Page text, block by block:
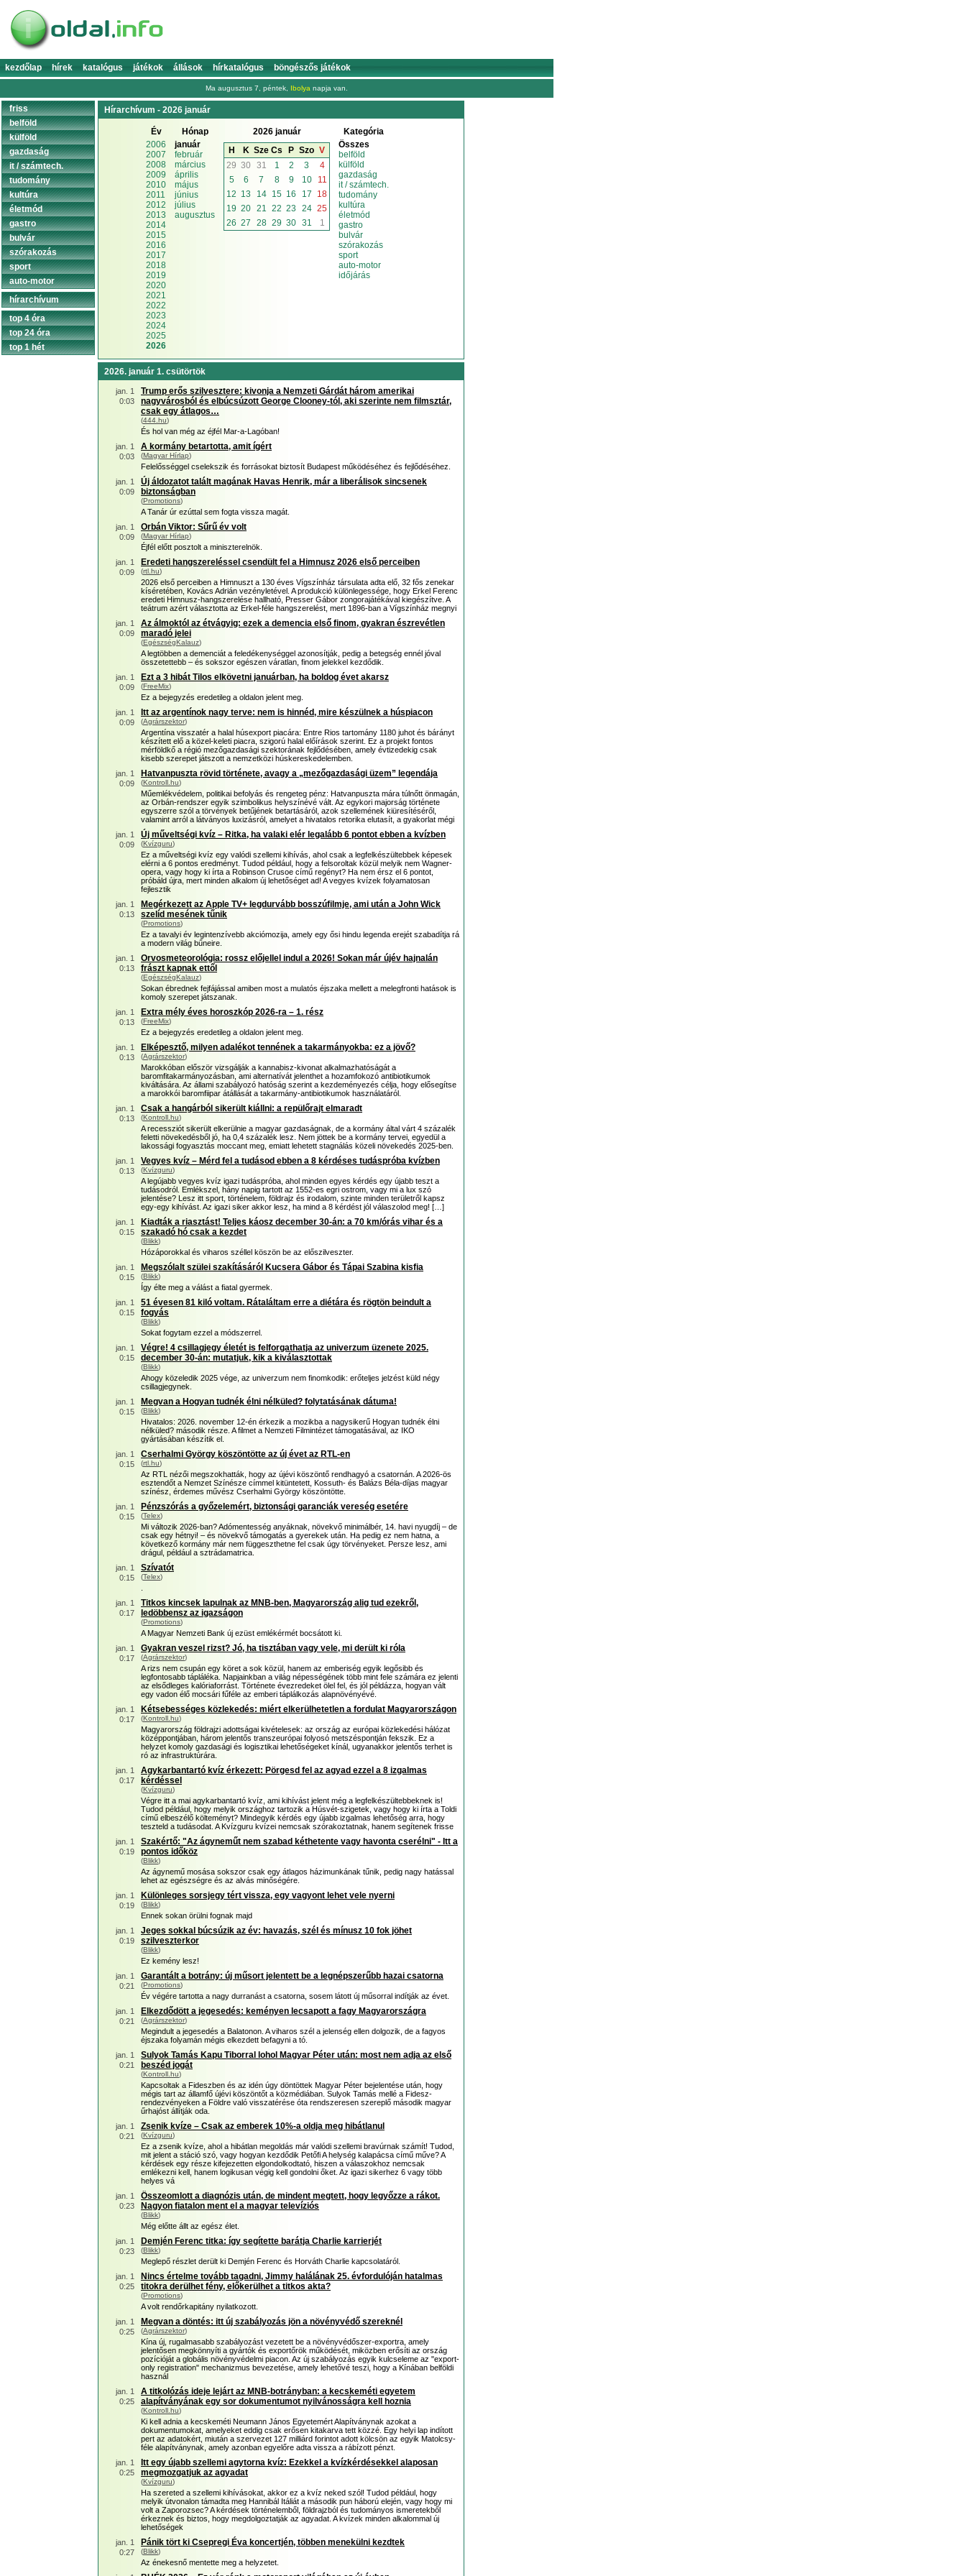
kezdőlap hírek katalógus játékok állások hírkatalógus böngészős játékok
Ma augusztus 7, péntek, Ibolya napja van.
Hírarchívum - 2026 január
Év
2006
2007
2008
2009
2010
2011
2012
2013
2014
2015
2016
2017
2018
2019
2020
2021
2022
2023
2024
2025
2026
Hónap
január
február
március
április
május
június
július
augusztus
2026 január
H
K Sze Cs P Szo V
29 30 31 1 2 3
4
5
6 7 8 9 10
11
12 13 14 15 16 17
18
19 20 21 22 23 24 25
26 27 28 29 30 31 1
Kategória
Összes
belföld
külföld
gazdaság
it / számtech.
tudomány
kultúra
életmód
gastro
bulvár
szórakozás
sport
auto-motor
időjárás
2026. január 1. csütörtök
jan. 1
0:03
Trump erős szilvesztere: kivonja a Nemzeti Gárdát három amerikai
nagyvárosból és elbúcsúzott George Clooney-tól, aki szerinte nem filmsztár,
csak egy átlagos…
(444.hu)
És hol van még az éjfél Mar-a-Lagóban!
jan. 1
0:03
A kormány betartotta, amit ígért
(Magyar Hírlap)
Felelősséggel cselekszik és forrásokat biztosít Budapest működéséhez és fejlődéséhez.
jan. 1
0:09
Új áldozatot talált magának Havas Henrik, már a liberálisok sincsenek
biztonságban
(Promotions)
A Tanár úr ezúttal sem fogta vissza magát.
jan. 1
0:09
Orbán Viktor: Sűrű év volt
(Magyar Hírlap)
Éjfél előtt posztolt a miniszterelnök.
jan. 1
0:09
Eredeti hangszereléssel csendült fel a Himnusz 2026 első perceiben
(rtl.hu)
2026 első perceiben a Himnuszt a 130 éves Vígszínház társulata adta elő, 32 fős zenekar
kíséretében, Kovács Adrián vezényletével. A produkció különlegessége, hogy Erkel Ferenc
eredeti Himnusz-hangszerelése hallható, Presser Gábor zongorajátékával kiegészítve. A
teátrum azért választotta az Erkel-féle hangszerelést, mert 1896-ban a Vígszínház megnyi
jan. 1
0:09
Az álmoktól az étvágyig: ezek a demencia első finom, gyakran észrevétlen
maradó jelei
(EgészségKalauz)
A legtöbben a demenciát a feledékenységgel azonosítják, pedig a betegség ennél jóval
összetettebb – és sokszor egészen váratlan, finom jelekkel kezdődik.
jan. 1
0:09
Ezt a 3 hibát Tilos elkövetni januárban, ha boldog évet akarsz
(FreeMix)
Ez a bejegyzés eredetileg a oldalon jelent meg.
jan. 1
0:09
Itt az argentínok nagy terve: nem is hinnéd, mire készülnek a húspiacon
(Agrárszektor)
Argentína visszatér a halal húsexport piacára: Entre Rios tartomány 1180 juhot és bárányt
készített elő a közel-keleti piacra, szigorú halal előírások szerint. Ez a projekt fontos
mérföldkő a régió mezőgazdasági szektorának fejlődésében, amely évtizedekig csak
kisebb szerepet játszott a nemzetközi húskereskedelemben.
jan. 1
0:09
Hatvanpuszta rövid története, avagy a „mezőgazdasági üzem” legendája
(Kontroll.hu)
Műemlékvédelem, politikai befolyás és rengeteg pénz: Hatvanpuszta mára túlnőtt önmagán,
az Orbán-rendszer egyik szimbolikus helyszínévé vált. Az egykori majorság története
egyszerre szól a törvények betűjének betartásáról, azok szellemének kiüresítéséről,
valamint arról a látványos luxizásról, amelyet a hivatalos retorika elutasít, a gyakorlat mégi
jan. 1
0:09
Új műveltségi kvíz – Ritka, ha valaki elér legalább 6 pontot ebben a kvízben
(Kvízguru)
Ez a műveltségi kvíz egy valódi szellemi kihívás, ahol csak a legfelkészültebbek képesek
elérni a 6 pontos eredményt. Tudod például, hogy a felsoroltak közül melyik nem Wagner-
opera, vagy hogy ki írta a Robinson Crusoe című regényt? Ha nem érsz el 6 pontot,
próbáld újra, mert minden alkalom új lehetőséget ad! A vegyes kvízek folyamatosan
fejlesztik
jan. 1
0:13
Megérkezett az Apple TV+ legdurvább bosszúfilmje, ami után a John Wick
szelíd mesének tűnik
(Promotions)
Ez a tavalyi év legintenzívebb akciómozija, amely egy ősi hindu legenda erejét szabadítja rá
a modern világ bűneire.
jan. 1
0:13
Orvosmeteorológia: rossz előjellel indul a 2026! Sokan már újév hajnalán
frászt kapnak ettől
(EgészségKalauz)
Sokan ébrednek fejfájással amiben most a mulatós éjszaka mellett a melegfronti hatások is
komoly szerepet játszanak.
jan. 1
0:13
Extra mély éves horoszkóp 2026-ra – 1. rész
(FreeMix)
Ez a bejegyzés eredetileg a oldalon jelent meg.
jan. 1
0:13
Elképesztő, milyen adalékot tennének a takarmányokba: ez a jövő?
(Agrárszektor)
Marokkóban először vizsgálják a kannabisz-kivonat alkalmazhatóságát a
baromfitakarmányozásban, ami alternatívát jelenthet a hozamfokozó antibiotikumok
kiváltására. Az állami szabályozó hatóság szerint a kezdeményezés célja, hogy elősegítse
a marokkói baromfiipar átállását a takarmány-antibiotikumok használatáról.
jan. 1
0:13
Csak a hangárból sikerült kiállni: a repülőrajt elmaradt
(Kontroll.hu)
A recessziót sikerült elkerülnie a magyar gazdaságnak, de a kormány által várt 4 százalék
feletti növekedésből jó, ha 0,4 százalék lesz. Nem jöttek be a kormány tervei, egyedül a
lakossági fogyasztás moccant meg, emiatt lehetett stagnálás közeli növekedés 2025-ben.
jan. 1
0:13
Vegyes kvíz – Mérd fel a tudásod ebben a 8 kérdéses tudáspróba kvízben
(Kvízguru)
A legújabb vegyes kvíz igazi tudáspróba, ahol minden egyes kérdés egy újabb teszt a
tudásodról. Emlékszel, hány napig tartott az 1552-es egri ostrom, vagy mi a lux szó
jelentése? Lesz itt sport, történelem, földrajz és irodalom, szinte minden területről kapsz
egy-egy kihívást. Az igazi siker akkor lesz, ha mind a 8 kérdést jól válaszolod meg! […]
jan. 1
0:15
Kiadták a riasztást! Teljes káosz december 30-án: a 70 km/órás vihar és a
szakadó hó csak a kezdet
(Blikk)
Hózáporokkal és viharos széllel köszön be az előszilveszter.
jan. 1
0:15
Megszólalt szülei szakításáról Kucsera Gábor és Tápai Szabina kisfia
(Blikk)
Így élte meg a válást a fiatal gyermek.
jan. 1
0:15
51 évesen 81 kiló voltam. Rátaláltam erre a diétára és rögtön beindult a
fogyás
(Blikk)
Sokat fogytam ezzel a módszerrel.
jan. 1
0:15
Végre! 4 csillagjegy életét is felforgathatja az univerzum üzenete 2025.
december 30-án: mutatjuk, kik a kiválasztottak
(Blikk)
Ahogy közeledik 2025 vége, az univerzum nem finomkodik: erőteljes jelzést küld négy
csillagjegynek.
jan. 1
0:15
Megvan a Hogyan tudnék élni nélküled? folytatásának dátuma!
(Blikk)
Hivatalos: 2026. november 12-én érkezik a mozikba a nagysikerű Hogyan tudnék élni
nélküled? második része. A filmet a Nemzeti Filmintézet támogatásával, az IKO
gyártásában készítik el.
jan. 1
0:15
Cserhalmi György köszöntötte az új évet az RTL-en
(rtl.hu)
Az RTL nézői megszokhatták, hogy az újévi köszöntő rendhagyó a csatornán. A 2026-ös
esztendőt a Nemzet Színésze címmel kitüntetett, Kossuth- és Balázs Béla-díjas magyar
színész, érdemes művész Cserhalmi György köszöntötte.
jan. 1
0:15
Pénzszórás a győzelemért, biztonsági garanciák vereség esetére
(Telex)
Mi változik 2026-ban? Adómentesség anyáknak, növekvő minimálbér, 14. havi nyugdíj – de
csak egy hétnyi! – és növekvő támogatás a gyerekek után. Ha pedig ez nem hatna, a
következő kormány már nem függeszthetne fel csak úgy törvényeket. Persze lesz, ami
drágul, például a sztrádamatrica.
jan. 1
0:15
Szívatót
(Telex)
jan. 1
0:17
Titkos kincsek lapulnak az MNB-ben, Magyarország alig tud ezekről,
ledöbbensz az igazságon
(Promotions)
A Magyar Nemzeti Bank új ezüst emlékérmét bocsátott ki.
jan. 1
0:17
Gyakran veszel rizst? Jó, ha tisztában vagy vele, mi derült ki róla
(Agrárszektor)
A rizs nem csupán egy köret a sok közül, hanem az emberiség egyik legősibb és
legfontosabb tápláléka. Napjainkban a világ népességének több mint fele számára ez jelenti
az elsődleges kalóriaforrást. Története évezredeket ölel fel, és jól példázza, hogyan vált
egy vadon élő mocsári fűféle az emberi táplálkozás alapnövényévé.
jan. 1
0:17
Kétsebességes közlekedés: miért elkerülhetetlen a fordulat Magyarországon
(Kontroll.hu)
Magyarország földrajzi adottságai kivételesek: az ország az európai közlekedési hálózat
középpontjában, három jelentős transzeurópai folyosó metszéspontján fekszik. Ez a
helyzet komoly gazdasági és logisztikai lehetőségeket kínál, ugyanakkor jelentős terhet is
ró az infrastruktúrára.
jan. 1
0:17
Agykarbantartó kvíz érkezett: Pörgesd fel az agyad ezzel a 8 izgalmas
kérdéssel
(Kvízguru)
Végre itt a mai agykarbantartó kvíz, ami kihívást jelent még a legfelkészültebbeknek is!
Tudod például, hogy melyik országhoz tartozik a Húsvét-szigetek, vagy hogy ki írta a Toldi
című elbeszélő költeményt? Mindegyik kérdés egy újabb izgalmas lehetőség arra, hogy
teszteld a tudásodat. A Kvízguru kvízei nemcsak szórakoztatnak, hanem segítenek frisse
jan. 1
0:19
Szakértő: "Az ágyneműt nem szabad kéthetente vagy havonta cserélni" - Itt a
pontos időköz
(Blikk)
Az ágynemű mosása sokszor csak egy átlagos házimunkának tűnik, pedig nagy hatással
lehet az egészségre és az alvás minőségére.
jan. 1
0:19
Különleges sorsjegy tért vissza, egy vagyont lehet vele nyerni
(Blikk)
Ennek sokan örülni fognak majd
jan. 1
0:19
Jeges sokkal búcsúzik az év: havazás, szél és mínusz 10 fok jöhet
szilveszterkor
(Blikk)
Ez kemény lesz!
jan. 1
0:21
Garantált a botrány: új műsort jelentett be a legnépszerűbb hazai csatorna
(Promotions)
Év végére tartotta a nagy durranást a csatorna, sosem látott új műsorral indítják az évet.
jan. 1
0:21
Elkezdődött a jegesedés: keményen lecsapott a fagy Magyarországra
(Agrárszektor)
Megindult a jegesedés a Balatonon. A viharos szél a jelenség ellen dolgozik, de a fagyos
éjszaka folyamán mégis elkezdett befagyni a tó.
jan. 1
0:21
Sulyok Tamás Kapu Tiborral lohol Magyar Péter után: most nem adja az első
beszéd jogát
(Kontroll.hu)
Kapcsoltak a Fideszben és az idén úgy döntöttek Magyar Péter bejelentése után, hogy
mégis tart az államfő újévi köszöntőt a közmédiában. Sulyok Tamás mellé a Fidesz-
rendezvényeken a Földre való visszatérése óta rendszeresen szereplő második magyar
űrhajóst állítják oda.
jan. 1
0:21
Zsenik kvíze – Csak az emberek 10%-a oldja meg hibátlanul
(Kvízguru)
Ez a zsenik kvíze, ahol a hibátlan megoldás már valódi szellemi bravúrnak számít! Tudod,
mit jelent a stáció szó, vagy hogyan kezdődik Petőfi A helység kalapácsa című műve? A
kérdések egy része kifejezetten elgondolkodtató, hiszen a válaszokhoz nemcsak
emlékezni kell, hanem logikusan végig kell gondolni őket. Az igazi sikerhez 6 vagy több
helyes vá
jan. 1
0:23
Összeomlott a diagnózis után, de mindent megtett, hogy legyőzze a rákot.
Nagyon fiatalon ment el a magyar televíziós
(Blikk)
Még előtte állt az egész élet.
jan. 1
0:23
Demjén Ferenc titka: így segítette barátja Charlie karrierjét
(Blikk)
Meglepő részlet derült ki Demjén Ferenc és Horváth Charlie kapcsolatáról.
jan. 1
0:25
Nincs értelme tovább tagadni, Jimmy halálának 25. évfordulóján hatalmas
titokra derülhet fény, előkerülhet a titkos akta?
(Promotions)
A volt rendőrkapitány nyilatkozott.
jan. 1
0:25
Megvan a döntés: itt új szabályozás jön a növényvédő szereknél
(Agrárszektor)
Kína új, rugalmasabb szabályozást vezetett be a növényvédőszer-exportra, amely
jelentősen megkönnyíti a gyártók és exportőrök működését, miközben erősíti az ország
pozícióját a globális növényvédelmi piacon. Az új szabályozás egyik kulcseleme az "export-
only registration" mechanizmus bevezetése, amely lehetővé teszi, hogy a Kínában belföldi
használ
jan. 1
0:25
A titkolózás ideje lejárt az MNB-botrányban: a kecskeméti egyetem
alapítványának egy sor dokumentumot nyilvánosságra kell hoznia
(Kontroll.hu)
Ki kell adnia a kecskeméti Neumann János Egyetemért Alapítványnak azokat a
dokumentumokat, amelyeket eddig csak erősen kitakarva tett közzé. Egy helyi lap indított
pert az adatokért, miután a szervezet 127 milliárd forintot adott kölcsön az egyik Matolcsy-
féle alapítványnak, amely azonban egyelőre adta vissza a rábízott pénzt.
jan. 1
0:25
Itt egy újabb szellemi agytorna kvíz: Ezekkel a kvízkérdésekkel alaposan
megmozgatjuk az agyadat
(Kvízguru)
Ha szereted a szellemi kihívásokat, akkor ez a kvíz neked szól! Tudod például, hogy
melyik útvonalon támadta meg Hannibál Itáliát a második pun háború elején, vagy hogy mi
volt a Zaporozsec? A kérdések történelemből, földrajzból és tudományos ismeretekből
érkeznek és biztos, hogy megdolgoztatják az agyadat. A kvízek minden alkalommal új
lehetőségek
jan. 1
0:27
Pánik tört ki Csepregi Éva koncertjén, többen menekülni kezdtek
(Blikk)
Az énekesnő mentette meg a helyzetet.
friss
belföld
külföld
gazdaság
it / számtech.
tudomány
kultúra
életmód
gastro
bulvár
szórakozás
sport
auto-motor
hírarchívum
top 4 óra
top 24 óra
top 1 hét